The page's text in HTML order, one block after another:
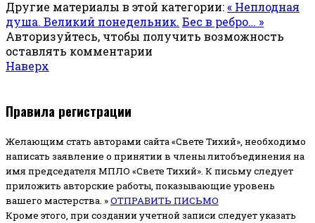
Другие материалы в этой категории:« Неплодная
душа. Великий понедельник. Бес в ребро… »
Авторизуйтесь, чтобы получить возможность
оставлять комментарии
Наверх
Правила регистрации
Желающим стать авторами сайта «Свете Тихий», необходимо
написать заявление о принятии в члены литобъединения на
имя председателя МПЛО «Свете Тихий». К письму следует
приложить авторские работы, показывающие уровень
вашего мастерства. »ОТПРАВИТЬ ПИСЬМО
Кроме этого, при создании учетной записи следует указать